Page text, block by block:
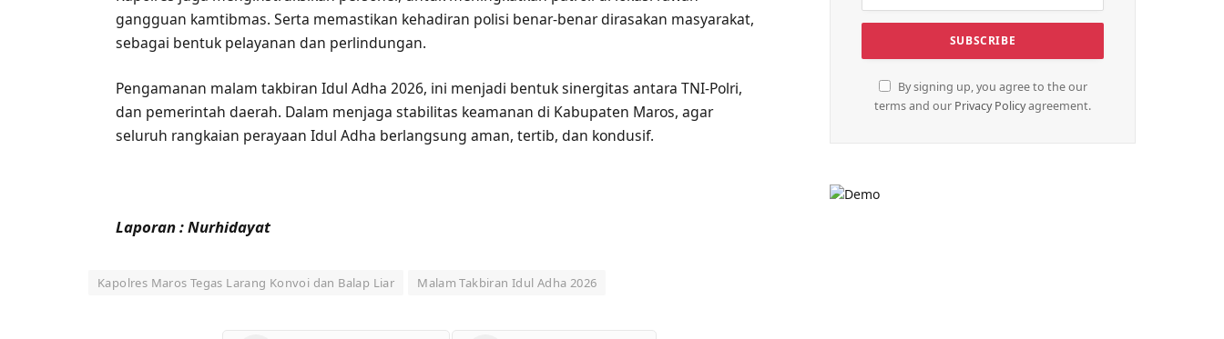
gangguan kamtibmas. Serta memastikan kehadiran polisi benar-benar dirasakan masyarakat,
sebagai bentuk pelayanan dan perlindungan.
Pengamanan malam takbiran Idul Adha 2026, ini menjadi bentuk sinergitas antara TNI-Polri,
dan pemerintah daerah. Dalam menjaga stabilitas keamanan di Kabupaten Maros, agar
seluruh rangkaian perayaan Idul Adha berlangsung aman, tertib, dan kondusif.
Laporan : Nurhidayat
Kapolres Maros Tegas Larang Konvoi dan Balap Liar Malam Takbiran Idul Adha 2026
By signing up, you agree to the our
terms and our Privacy Policyagreement.